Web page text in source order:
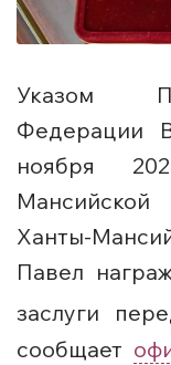
Указом
Федерации
ноября
Ханты-
Павел
заслуги
сообщает